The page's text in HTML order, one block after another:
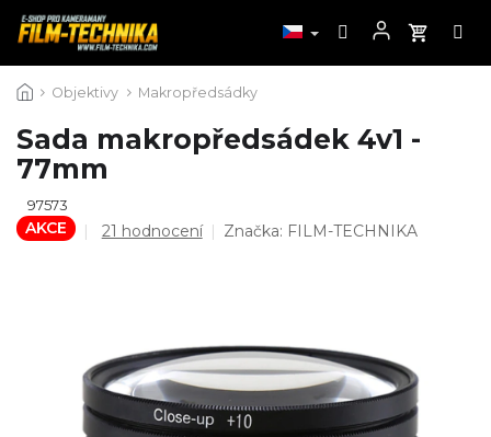
na
Objektivy Makropředsádky
Sada makropředsádek 4v1 -
77mm
97573
AKCE
Průměrné
hvězdiček.
21 hodnocení Značka: FILM-TECHNIKA